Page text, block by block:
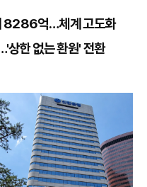
8286억…체계 고도화
상한 없는 환원' 전환